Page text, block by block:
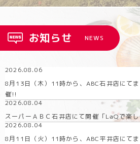
お知らせ NEWS
2026.08.06
8月13日（木）11時から、ABC石井店にて
催!!
2026.08.04
スーパーＡＢＣ石井店にて開催「LaQで楽
2026.08.04
8月11日（火）11時から、ABC平井店にて